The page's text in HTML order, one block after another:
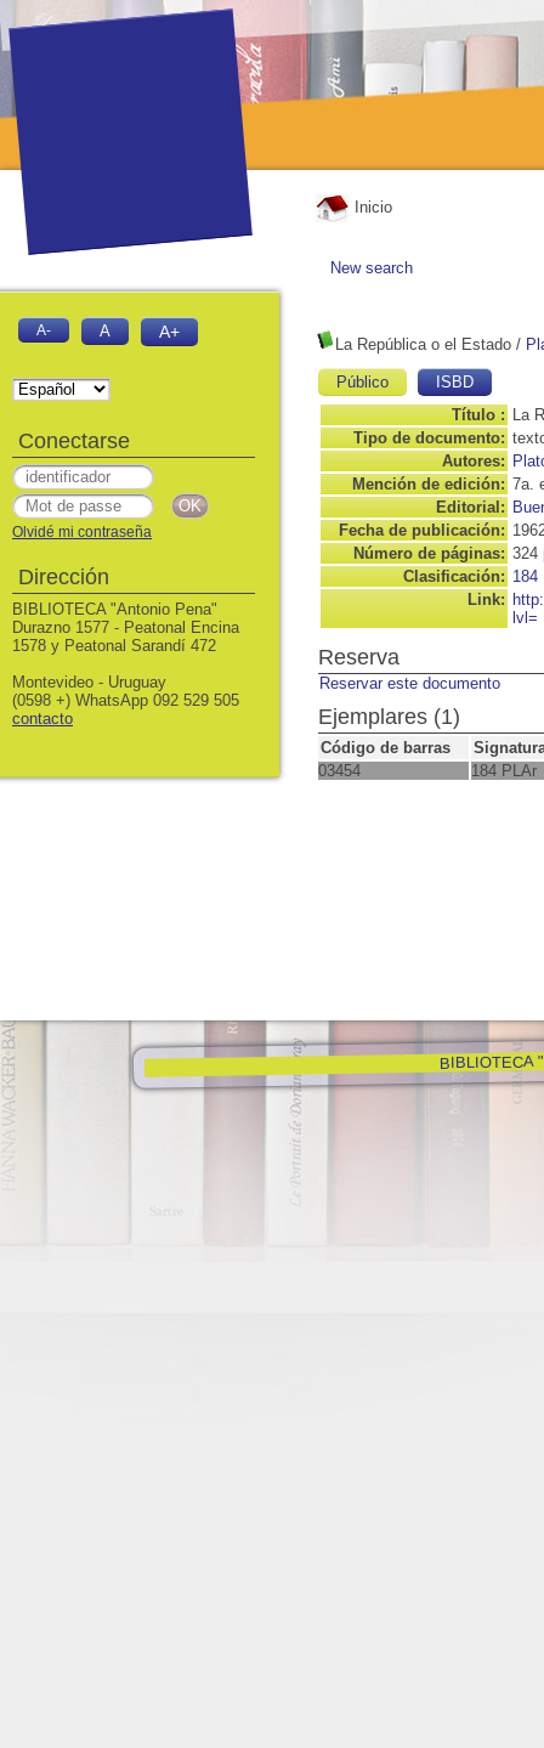
Inicio
New search
La República o el Estado /
Público
ISBD
Título : La
Tipo de documento:
Autores:
Mención de edición: 7a.
Editorial:
Fecha de publicación:
Número de páginas: 324
Clasificación: 184
Link:
lvl=
Reserva
Reservar este documento
Ejemplares (1)
Código de barras
03454
184 PLAr
BIBLIOTECA
A- A A+
Conectarse
Olvidé mi contraseña
Dirección
BIBLIOTECA "Antonio Pena"
Durazno 1577 - Peatonal Encina
1578 y Peatonal Sarandí 472
Montevideo - Uruguay
(0598 +) WhatsApp 092 529 505
contacto